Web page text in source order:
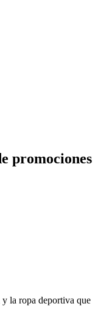
promociones
y la ropa deportiva que